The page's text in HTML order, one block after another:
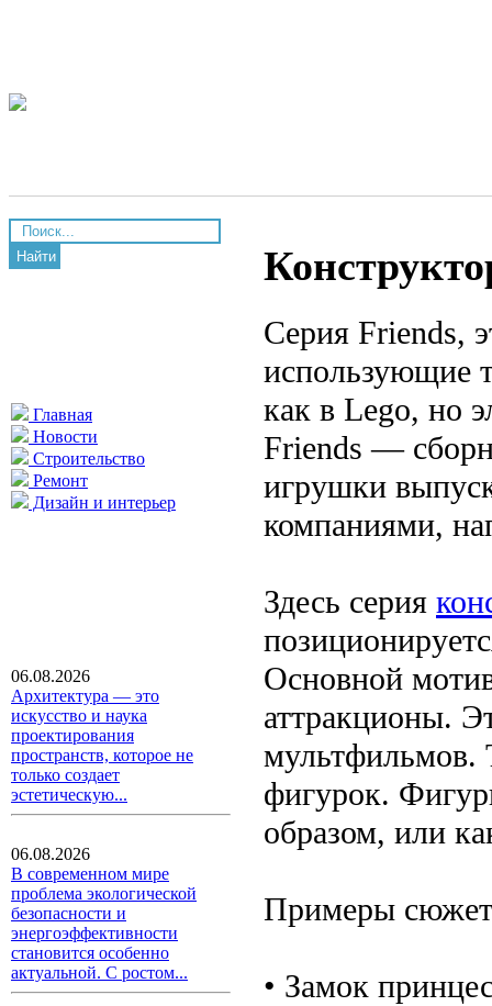
Найти
Главная
Новости
Строительство
Ремонт
Дизайн и интерьер
06.08.2026
Архитектура — это
искусство и наука
проектирования
пространств, которое не
только создает
эстетическую...
06.08.2026
В современном мире
проблема экологической
безопасности и
энергоэффективности
становится особенно
актуальной. С ростом...
Серия Friends,
использующие
как в Lego, но
Friends —
игрушки
компаниями,
Здесь серия
Основной
аттракционы.
мультфильмов.
фигурок.
образом, или
Примеры
• Замок